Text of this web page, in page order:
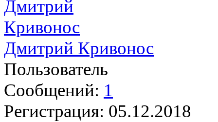
Дмитрий Кривонос
Пользователь
Сообщений: 1
Регистрация: 05.12.2018